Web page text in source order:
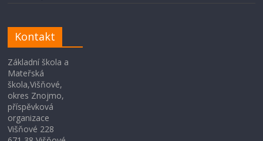
Kontakt
Základní škola a
Mateřská
škola,Višňové,
okres Znojmo,
příspěvková
organizace
Višňové 228